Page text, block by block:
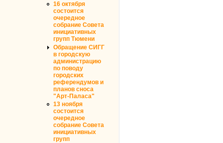
16 октября
состоится
очередное
собрание Совета
инициативных
групп Тюмени
Обращение СИГГ
в городскую
администрацию
по поводу
городских
референдумов и
планов сноса
"Арт-Паласа"
13 ноября
состоится
очередное
собрание Совета
инициативных
групп